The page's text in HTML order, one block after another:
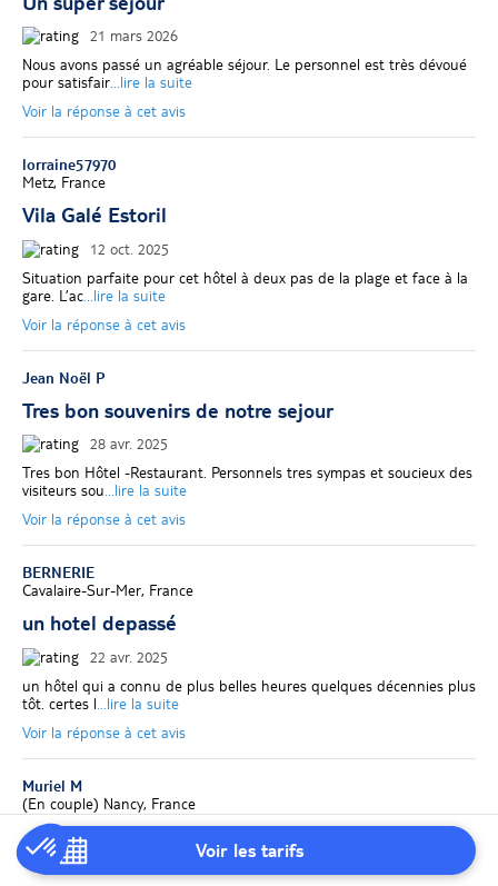
Voir les tarifs
21 mars 2026
Nous avons passé un agréable séjour. Le personnel est très dévoué
pour satisfair...lire la suite
Voir la réponse à cet avis
lorraine57970
Metz, France
Vila Galé Estoril
12 oct. 2025
Situation parfaite pour cet hôtel à deux pas de la plage et face à la
gare. L’ac ...lire la suite
Voir la réponse à cet avis
Jean Noël P
Tres bon souvenirs de notre sejour
28 avr. 2025
Tres bon Hôtel -Restaurant. Personnels tres sympas et soucieux des
visiteurs sou...lire la suite
Voir la réponse à cet avis
BERNERIE
Cavalaire-Sur-Mer, France
un hotel depassé
22 avr. 2025
un hôtel qui a connu de plus belles heures quelques décennies plus
tôt. certes l ...lire la suite
Voir la réponse à cet avis
Muriel M
(En couple) Nancy, France
Excellent séjour